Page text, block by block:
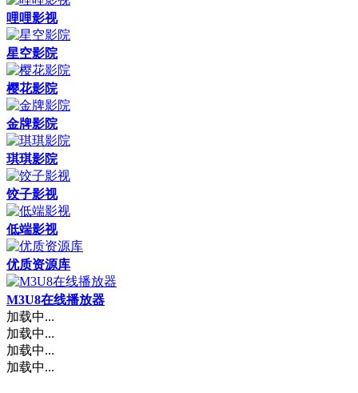
哩哩影视
星空影院
樱花影院
金牌影院
琪琪影院
饺子影视
低端影视
优质资源库
M3U8在线播放器
加载中...
加载中...
加载中...
加载中...